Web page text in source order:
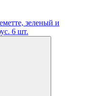
зеленый и
6 шт.